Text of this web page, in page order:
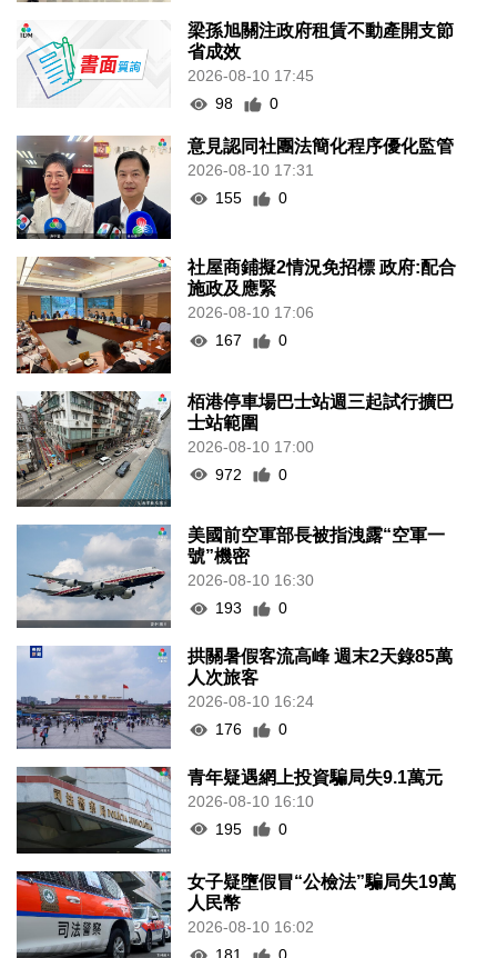
梁孫旭關注政府租賃不動產開支節
省成效
2026-08-10 17:45
98
0
意見認同社團法簡化程序優化監管
2026-08-10 17:31
155
0
社屋商鋪擬2情況免招標 政府:配合
施政及應緊
2026-08-10 17:06
167
0
栢港停車場巴士站週三起試行擴巴
士站範圍
2026-08-10 17:00
972
0
美國前空軍部長被指洩露“空軍一
號”機密
2026-08-10 16:30
193
0
拱關暑假客流高峰 週末2天錄85萬
人次旅客
2026-08-10 16:24
176
0
青年疑遇網上投資騙局失9.1萬元
2026-08-10 16:10
195
0
女子疑墮假冒“公檢法”騙局失19萬
人民幣
2026-08-10 16:02